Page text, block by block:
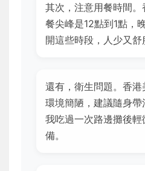
其次，注意用餐時間
餐尖峰是12點到1點，
開這些時段，人少又舒
還有，衛生問題。香
環境簡陋，建議隨身帶
我吃過一次路邊攤後
備。